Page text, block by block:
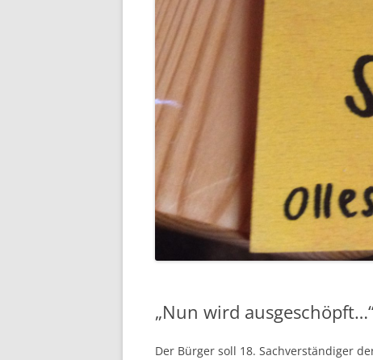
„Nun wird
Der Bürger soll 18. Sachverständiger